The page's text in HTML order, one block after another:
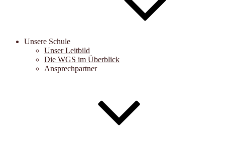
Unsere Schule
Unser Leitbild
Die WGS im Überblick
Ansprechpartner